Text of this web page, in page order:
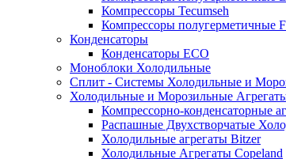
Компрессоры Tecumseh
Компрессоры полугерметичные
Конденсаторы
Конденсаторы ECO
Моноблоки Холодильные
Сплит - Системы Холодильные и
Холодильные и Морозильные
Компрессорно-конденсаторные
Распашные Двухстворчатые
Холодильные агрегаты Bitzer
Холодильные Агрегаты Copeland